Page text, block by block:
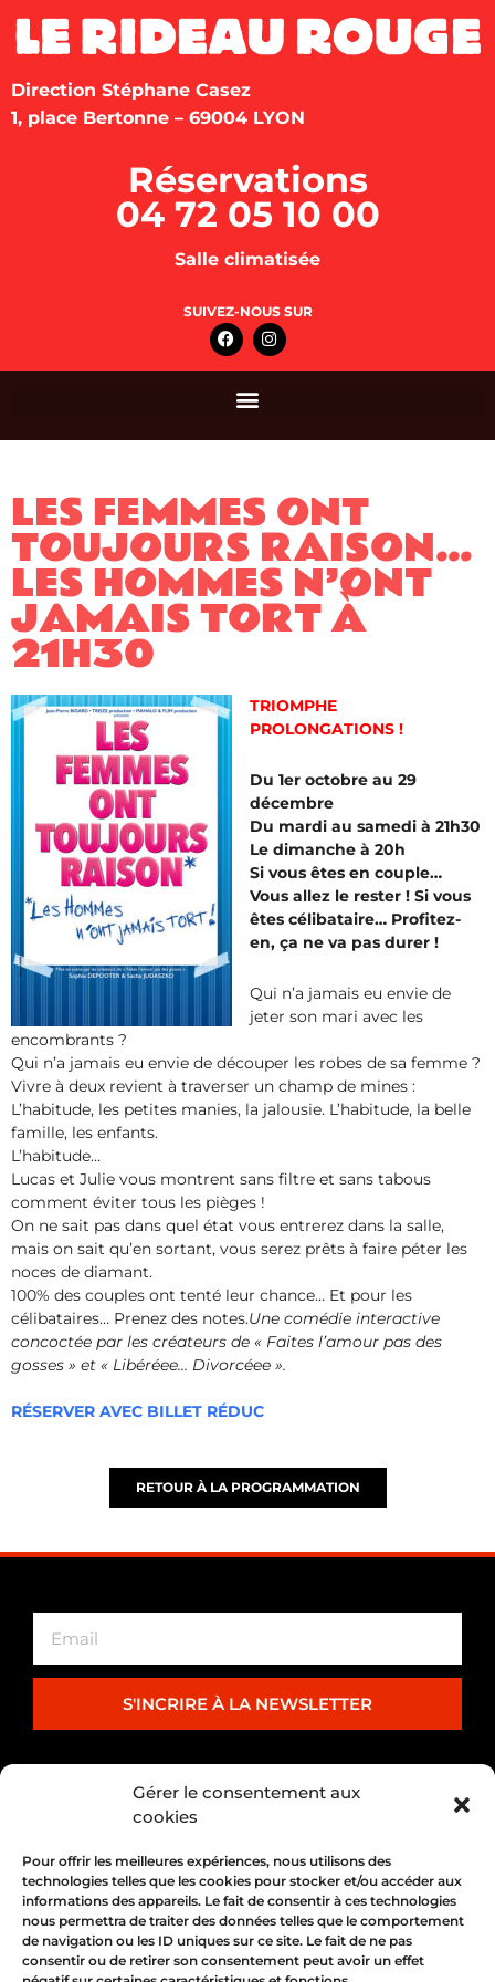
Gérer le consentement aux
cookies
Pour offrir les meilleures expériences, nous utilisons des
technologies telles que les cookies pour stocker et/ou accéder aux
informations des appareils. Le fait de consentir à ces technologies
nous permettra de traiter des données telles que le comportement
de navigation ou les ID uniques sur ce site. Le fait de ne pas
consentir ou de retirer son consentement peut avoir un effet
Direction Stéphane Casez
1, place Bertonne – 69004 LYON
Réservations
04 72 05 10 00
Salle climatisée
SUIVEZ-NOUS SUR
LES FEMMES ONT
TOUJOURS RAISON…
LES HOMMES N’ONT
JAMAIS TORT À
21H30
TRIOMPHE
PROLONGATIONS !
Du 1er octobre au 29
décembre
Du mardi au samedi à 21h30
Le dimanche à 20h
Si vous êtes en couple…
Vous allez le rester ! Si vous
êtes célibataire… Profitez-
en, ça ne va pas durer !
Qui n’a jamais eu envie de
jeter son mari avec les
encombrants ?
Qui n’a jamais eu envie de découper les robes de sa femme ?
Vivre à deux revient à traverser un champ de mines :
L’habitude, les petites manies, la jalousie. L’habitude, la belle
famille, les enfants.
L’habitude…
Lucas et Julie vous montrent sans filtre et sans tabous
comment éviter tous les pièges !
On ne sait pas dans quel état vous entrerez dans la salle,
mais on sait qu’en sortant, vous serez prêts à faire péter les
noces de diamant.
100% des couples ont tenté leur chance… Et pour les
célibataires… Prenez des notes.Une comédie interactive
concoctée par les créateurs de « Faites l’amour pas des
gosses » et « Libéréee… Divorcéee ».
RÉSERVER AVEC BILLET RÉDUC
RETOUR À LA PROGRAMMATION
S'INCRIRE À LA NEWSLETTER
PARTENARIAT